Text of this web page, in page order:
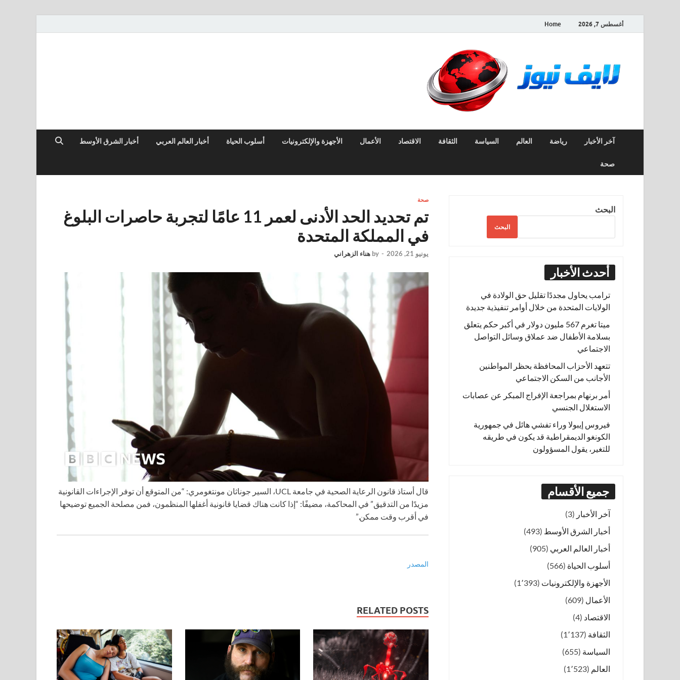
أغسطس 7, 2026 Home
آخر الأخبار رياضة العالم السياسة الثقافة الاقتصاد الأعمال الأجهزة والإلكترونيات أسلوب الحياة أخبار العالم العربي أخبار الشرق الأوسط
صحة
صحة
تم تحديد الحد الأدنى لعمر 11 عامًا لتجربة حاصرات البلوغ
في المملكة المتحدة
يونيو 21, 2026 -
by هناء الزهراني
قال أستاذ قانون الرعاية الصحية في جامعة UCL، السير جوناثان مونتغومري: “من المتوقع أن توفر الإجراءات القانونية
مزيدًا من التدقيق” في المحاكمة، مضيفًا: “إذا كانت هناك قضايا قانونية أغفلها المنظمون، فمن مصلحة الجميع توضيحها
في أقرب وقت ممكن.”
المصدر
RELATED POSTS
البحث
البحث
أحدث الأخبار
ترامب يحاول مجددًا تقليل حق الولادة في
الولايات المتحدة من خلال أوامر تنفيذية جديدة
ميتا تغرم 567 مليون دولار في أكبر حكم يتعلق
بسلامة الأطفال ضد عملاق وسائل التواصل
الاجتماعي
تتعهد الأحزاب المحافظة بحظر المواطنين
الأجانب من السكن الاجتماعي
أمر برنهام بمراجعة الإفراج المبكر عن عصابات
الاستغلال الجنسي
فيروس إيبولا وراء تفشي هائل في جمهورية
الكونغو الديمقراطية قد يكون في طريقه
للتغير، يقول المسؤولون
جميع الأقسام
آخر الأخبار (3)
أخبار الشرق الأوسط (493)
أخبار العالم العربي (905)
أسلوب الحياة (566)
الأجهزة والإلكترونيات (1٬393)
الأعمال (609)
الاقتصاد (4)
الثقافة (1٬137)
السياسة (655)
العالم (1٬523)